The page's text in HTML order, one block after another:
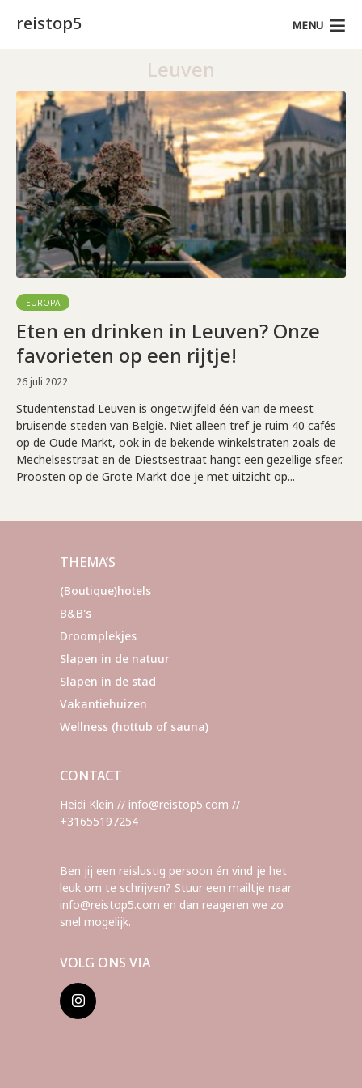
reistop5 MENU
Leuven
EUROPA
Eten en drinken in Leuven? Onze
favorieten op een rijtje!
26 juli 2022
Studentenstad Leuven is ongetwijfeld één van de meest
bruisende steden van België. Niet alleen tref je ruim 40 cafés
op de Oude Markt, ook in de bekende winkelstraten zoals de
Mechelsestraat en de Diestsestraat hangt een gezellige sfeer.
Proosten op de Grote Markt doe je met uitzicht op...
THEMA’S
(Boutique)hotels
B&B's
Droomplekjes
Slapen in de natuur
Slapen in de stad
Vakantiehuizen
Wellness (hottub of sauna)
CONTACT
Heidi Klein // info@reistop5.com //
+31655197254
Ben jij een reislustig persoon én vind je het
leuk om te schrijven? Stuur een mailtje naar
info@reistop5.com en dan reageren we zo
snel mogelijk.
VOLG ONS VIA